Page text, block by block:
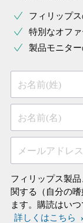
フィリップ
特別なオフ
製品モニタ
お名前(姓)
お名前(名)
メールアドレス
フィリップス製
関する（自分の
ます。購読はい
詳しくはこちら